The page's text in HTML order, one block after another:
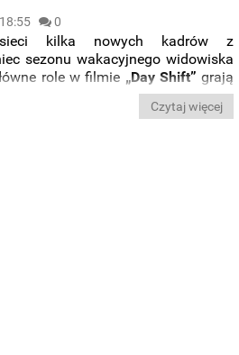
0
kilka nowych kadrów z
sezonu wakacyjnego widowiska
role w filmie „Day Shift”grają
Dave Franco.
Czytaj więcej